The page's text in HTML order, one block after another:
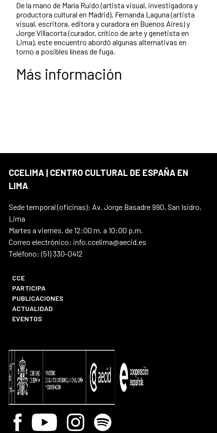
De la mano de María Ruido (artista visual, investigadora y
productora cultural en Madrid), Fernanda Laguna (artista
visual, escritora, editora y curadora en Buenos Aires) y
Jorge Villacorta (curador, crítico de arte y genetista en
Lima), este encuentro abordó algunas alternativas en
torno a posibles líneas de fuga.
Más información
CCELIMA | CENTRO CULTURAL DE ESPAÑA EN
LIMA
Sede temporal (oficinas): Av. Jorge Basadre 990, San Isidro,
Lima
Martes a viernes, de 12:00 m. a 10:00 p.m.
Correo electrónico: info.ccelima@aecid.es
Teléfono: (51) 330-0412
CCE
PARTICIPA
PUBLICACIONES
ACTUALIDAD
EVENTOS
Facebook
Youtube InstagramSpotify